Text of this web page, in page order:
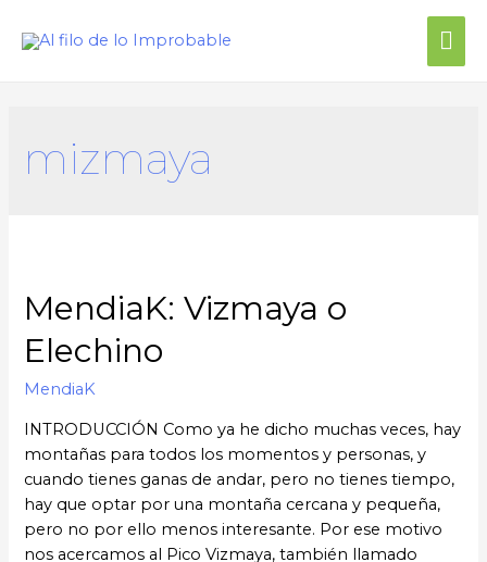
mizmaya
MendiaK: Vizmaya o
Elechino
MendiaK
INTRODUCCIÓN Como ya he dicho muchas veces, hay
montañas para todos los momentos y personas, y
cuando tienes ganas de andar, pero no tienes tiempo,
hay que optar por una montaña cercana y pequeña,
pero no por ello menos interesante. Por ese motivo
nos acercamos al Pico Vizmaya, también llamado